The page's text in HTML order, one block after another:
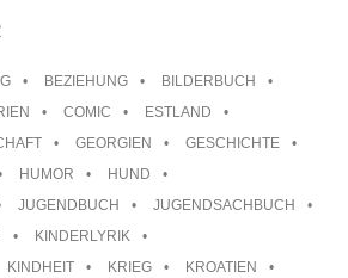
BEZIEHUNG
BILDERBUCH
COMIC
ESTLAND
GEORGIEN
GESCHICHTE
HUMOR
HUND
JUGENDBUCH
JUGENDSACHBUCH
KINDERLYRIK
KINDHEIT KRIEG
KROATIEN